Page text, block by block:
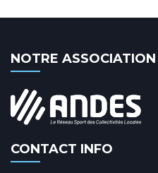
NOTRE ASSOCIATION
CONTACT INFO